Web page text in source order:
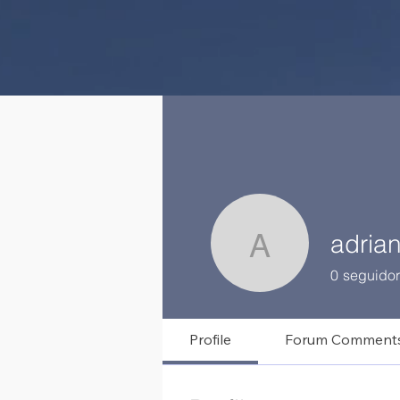
0 seguidor
Profile Forum